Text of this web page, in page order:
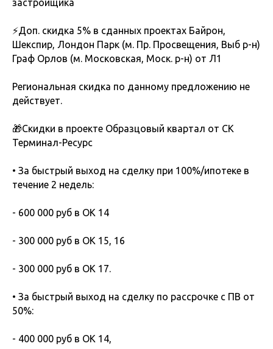
застройщика
⚡Доп. скидка 5% в сданных проектах Байрон,
Шекспир, Лондон Парк (м. Пр. Просвещения, Выб р-н)
Граф Орлов (м. Московская, Моск. р-н) от Л1
Региональная скидка по данному предложению не
действует.
🎁Скидки в проекте Образцовый квартал от СК
Терминал-Ресурс
• За быстрый выход на сделку при 100%/ипотеке в
течение 2 недель:
- 600 000 руб в ОК 14
- 300 000 руб в ОК 15, 16
- 300 000 руб в ОК 17.
• За быстрый выход на сделку по рассрочке с ПВ от
50%:
- 400 000 руб в ОК 14,